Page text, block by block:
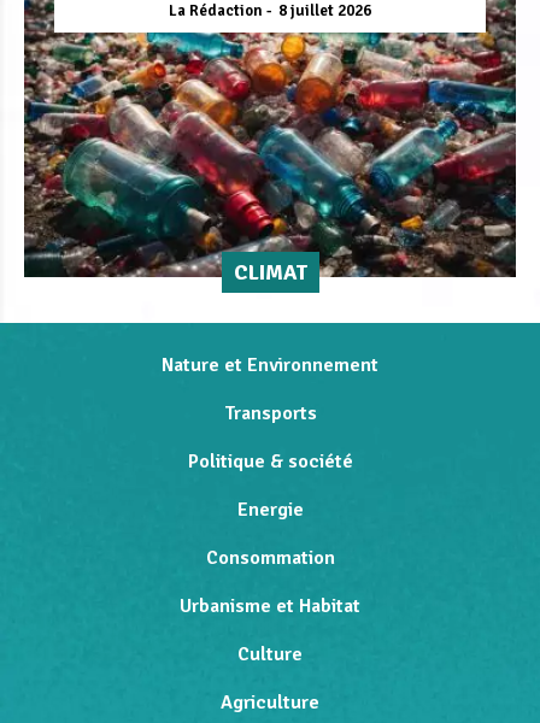
La Rédaction 8 juillet 2026
CLIMAT
Nature et Environnement
Transports
Politique & société
Energie
Consommation
Urbanisme et Habitat
Culture
Agriculture